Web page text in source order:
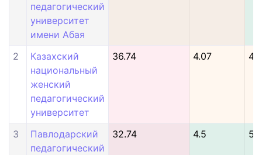
педагогический
университет
имени Абая
2
Казахский
национальный
женский
педагогический
университет
36.74 4.07
3
Павлодарский
педагогический
32.74 4.5 5